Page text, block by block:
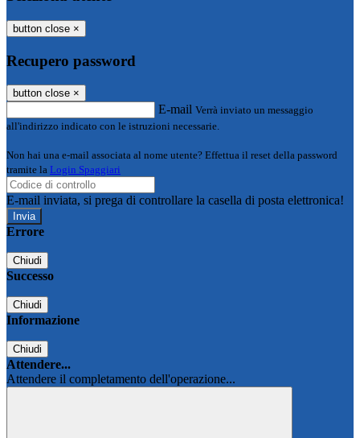
button close ×
Recupero password
button close ×
E-mail Verrà inviato un messaggio
all'indirizzo indicato con le istruzioni necessarie.
Non hai una e-mail associata al nome utente? Effettua il reset della password
tramite la Login Spaggiari
E-mail inviata, si prega di controllare la casella di posta elettronica!
Errore
Chiudi
Successo
Chiudi
Informazione
Chiudi
Attendere...
Attendere il completamento dell'operazione...